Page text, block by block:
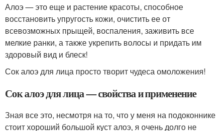
Алоэ — это еще и растение красоты, способное
восстановить упругость кожи, очистить ее от
всевозможных прыщей, воспаления, заживить все
мелкие ранки, а также укрепить волосы и придать им
здоровый вид и блеск!
Сок алоэ для лица просто творит чудеса омоложения!
Сок алоэ для лица — свойства и применение
Зная все это, несмотря на то, что у меня на подоконнике
стоит хороший большой куст алоэ, я очень долго не